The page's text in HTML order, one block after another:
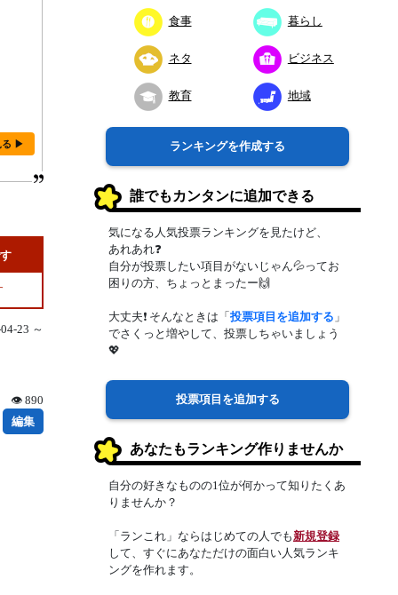
る ▶
23 ～
👁 890
編集
食事 暮らし
ネタ ビジネス
教育 地域
ランキングを作成する
誰でもカンタンに追加できる
気になる人気投票ランキングを見たけど、
あれあれ❓
自分が投票したい項目がないじゃん💦ってお
困りの方、ちょっとまったー🙌
大丈夫❗ そんなときは「投票項目を追加する 」
でさくっと増やして、投票しちゃいましょう
💖
投票項目を追加する
あなたもランキング作りませんか
自分の好きなものの1位が何かって知りたくあ
りませんか？
「ランこれ」ならはじめての人でも新規登録
して、すぐにあなただけの面白い人気ランキ
ングを作れます。